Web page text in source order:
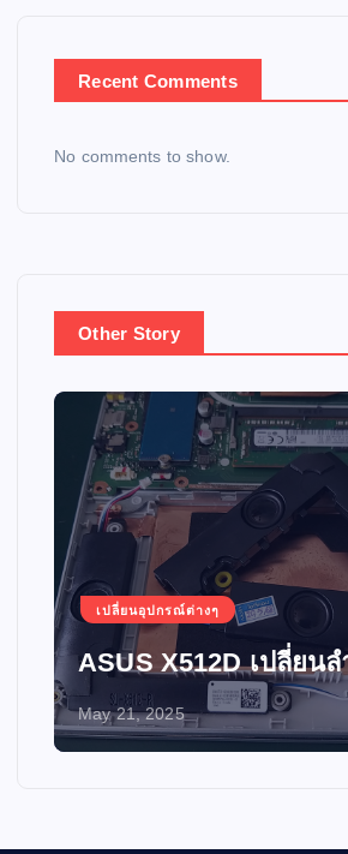
Recent Comments
No comments to show.
Other Story
เปลี่ยนอุปกรณ์ต่างๆ
ASUS X512D เปลี่ยน
May 21, 2025